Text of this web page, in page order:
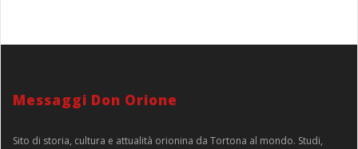
Messaggi Don Orione
Sito di storia, cultura e attualità orionina da Tortona al mondo. Studi,